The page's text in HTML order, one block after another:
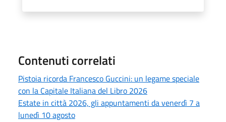
Contenuti correlati
Pistoia ricorda Francesco Guccini: un legame speciale
con la Capitale Italiana del Libro 2026
Estate in città 2026, gli appuntamenti da venerdì 7 a
lunedì 10 agosto